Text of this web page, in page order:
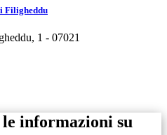
Filigheddu
1 - 07021
informazioni su